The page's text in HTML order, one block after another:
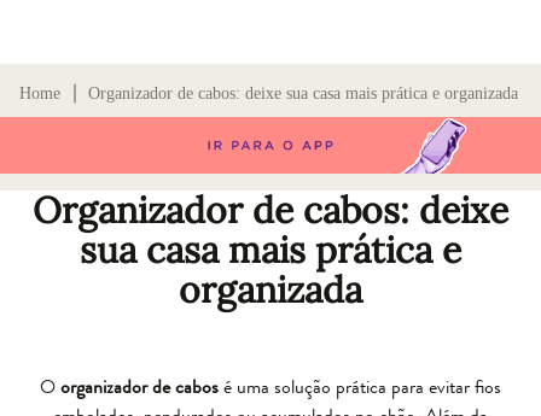
Home Organizador de cabos: deixe sua casa mais prática e organizada
Organizador de cabos: deixe
sua casa mais prática e
organizada
Oorganizador de cabosé uma solução prática para evitar fios